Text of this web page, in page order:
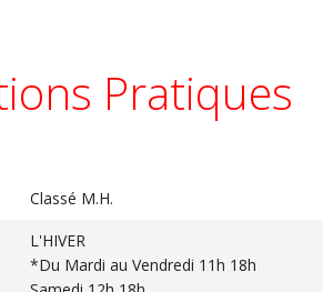
Pratiques
Classé M.H.
L'HIVER
*Du Mardi au Vendredi 11h 18h